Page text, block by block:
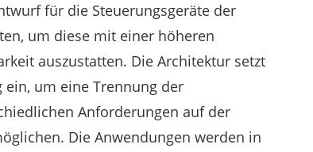
für die Steuerungsgeräte der
um diese mit einer höheren
auszustatten. Die Architektur setzt
um eine Trennung der
Anforderungen auf der
Die Anwendungen werden in